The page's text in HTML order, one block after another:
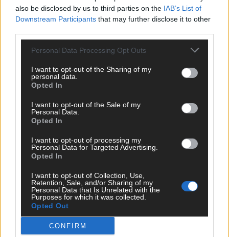
also be disclosed by us to third parties on the IAB’s List of
Downstream Participants that may further disclose it to other
Personal Data Processing Opt Outs
I want to opt-out of the Sharing of my
personal data.
Opted In
I want to opt-out of the Sale of my
Personal Data.
Opted In
I want to opt-out of processing my
Personal Data for Targeted Advertising.
Opted In
I want to opt-out of Collection, Use,
Retention, Sale, and/or Sharing of my
Personal Data that Is Unrelated with the
Purposes for which it was collected.
Opted Out
CONFIRM
[#664] Azure Private Endpoints and DNS
Resolution Architecture
[#663] Strands agents, an open source